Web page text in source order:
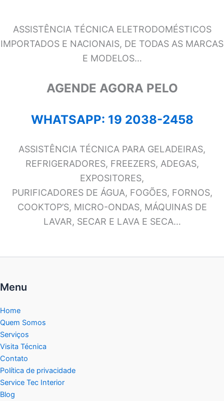
ASSISTÊNCIA TÉCNICA ELETRODOMÉSTICOS
IMPORTADOS E NACIONAIS, DE TODAS AS MARCAS
E MODELOS…
AGENDE AGORA PELO
WHATSAPP: 19 2038-2458
ASSISTÊNCIA TÉCNICA PARA GELADEIRAS,
REFRIGERADORES, FREEZERS, ADEGAS,
EXPOSITORES,
PURIFICADORES DE ÁGUA, FOGÕES, FORNOS,
COOKTOP’S, MICRO-ONDAS, MÁQUINAS DE
LAVAR, SECAR E LAVA E SECA…
Menu
Home
Quem Somos
Serviços
Visita Técnica
Contato
Política de privacidade
Service Tec Interior
Blog